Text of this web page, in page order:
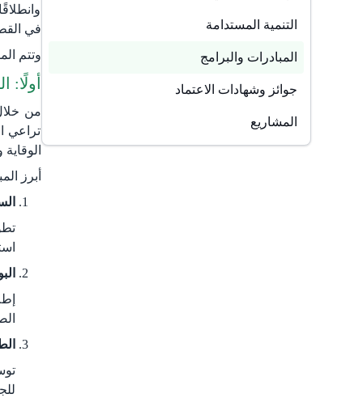
التنمية المستدامة
المبادرات والبرامج
جوائز وشهادات الاعتماد
المشاريع
في
وتتم
من
أبرز